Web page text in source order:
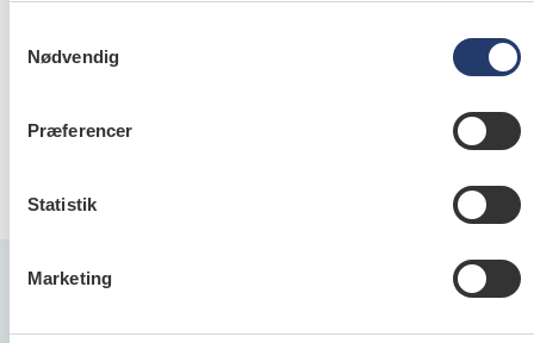
Nødvendig
Præferencer
Statistik
Marketing